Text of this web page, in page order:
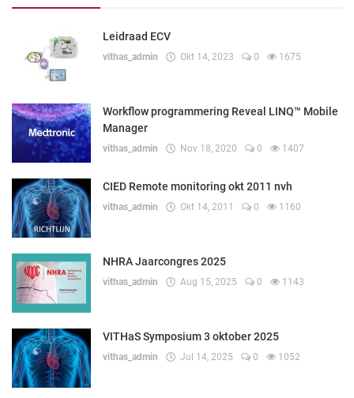
Leidraad ECV
vithas_admin Okt 14, 2023 0 1675
Workflow programmering Reveal LINQ™ Mobile
Manager
vithas_admin Nov 18, 2020 0 1407
CIED Remote monitoring okt 2011 nvh
vithas_admin Okt 14, 2011 0 1160
NHRA Jaarcongres 2025
vithas_admin Aug 15, 2025 0 1143
VITHaS Symposium 3 oktober 2025
vithas_admin Jul 14, 2025 0 1052